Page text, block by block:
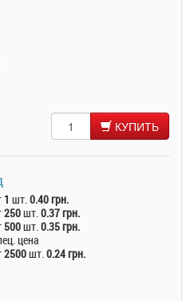
КУПИТЬ
1 шт.0.40 грн.
250шт.0.37 грн.
500шт.0.35 грн.
цена
2500шт.0.24 грн.